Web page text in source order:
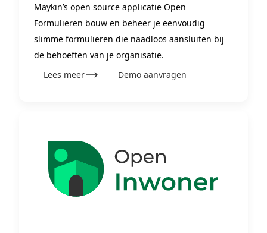
Maykin’s open source applicatie Open
Formulieren bouw en beheer je eenvoudig
slimme formulieren die naadloos aansluiten bij
de behoeften van je organisatie.
Lees meer
Demo aanvragen